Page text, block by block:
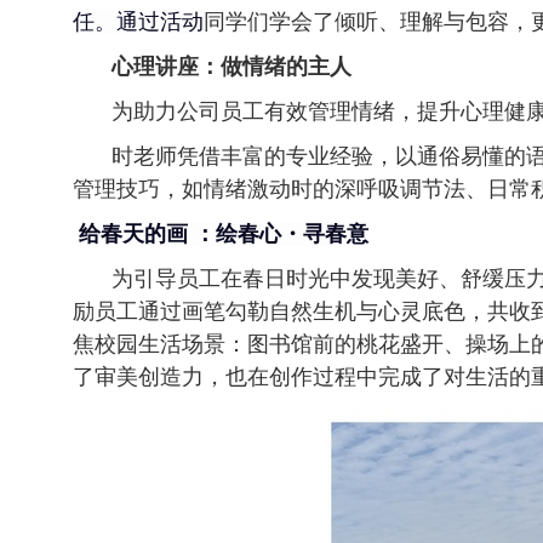
任。 通过活动 同学们学会了倾听、理解与包容
心理讲座：做情绪的主人
为助力公司员工有效管理情绪，提升心理健
时老师凭借丰富的专业经验，以通俗易懂的
管理技巧，如情绪激动时的深呼吸调节法、日
给春天的画 ：绘春心・寻春意
为引导员工在春日时光中发现美好、舒缓压
励员工通过画笔勾勒自然生机与心灵底色，共
焦校园生活场景：图书馆前的桃花盛开、操场
了审美创造力，也在创作过程中完成了对生活的